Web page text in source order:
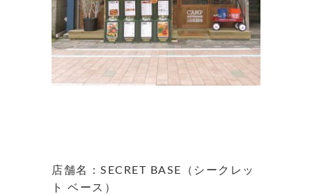
店舗名：SECRET BASE（シークレッ
ト ベース）